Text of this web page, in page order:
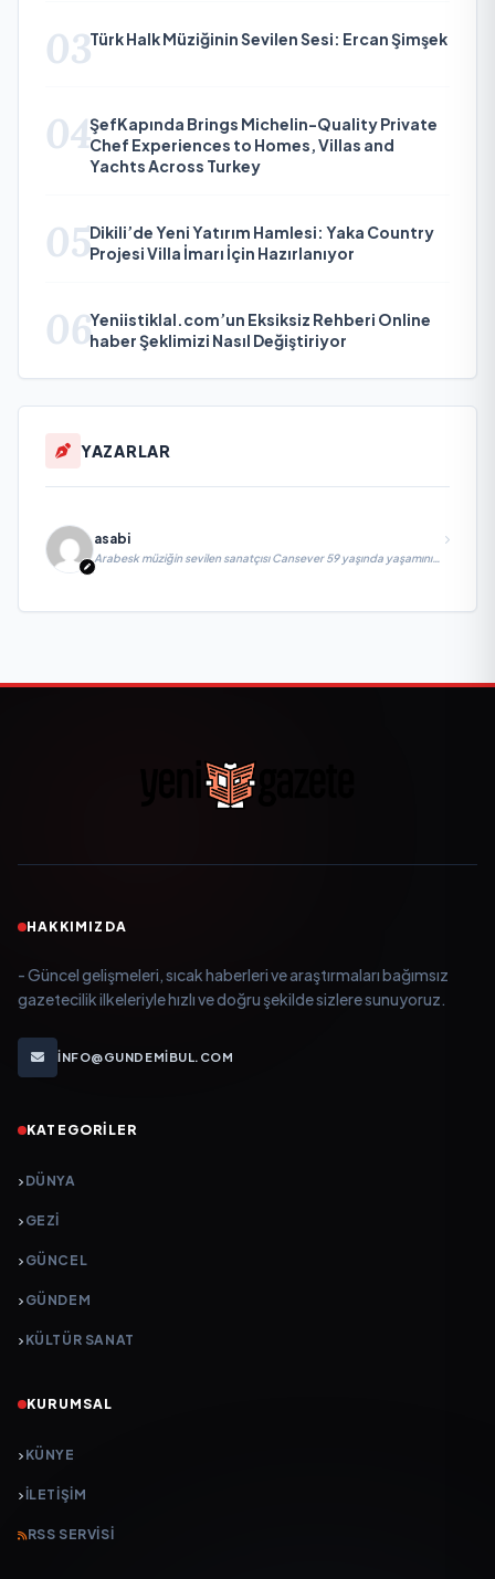
03Türk Halk Müziğinin Sevilen Sesi: Ercan Şimşek
04ŞefKapında Brings Michelin-Quality Private
Chef Experiences to Homes, Villas and
Yachts Across Turkey
05Dikili’de Yeni Yatırım Hamlesi: Yaka Country
Projesi Villa İmarı İçin Hazırlanıyor
06Yeniistiklal.com’un Eksiksiz Rehberi Online
haber Şeklimizi Nasıl Değiştiriyor
YAZARLAR
asabi
Arabesk müziğin sevilen sanatçısı Cansever 59 yaşında yaşamını
yitirdi
HAKKIMIZDA
- Güncel gelişmeleri, sıcak haberleri ve araştırmaları bağımsız
gazetecilik ilkeleriyle hızlı ve doğru şekilde sizlere sunuyoruz.
INFO@GUNDEMIBUL.COM
KATEGORILER
DÜNYA
GEZI
GÜNCEL
GÜNDEM
KÜLTÜR SANAT
KURUMSAL
KÜNYE
İLETIŞIM
RSS SERVISI